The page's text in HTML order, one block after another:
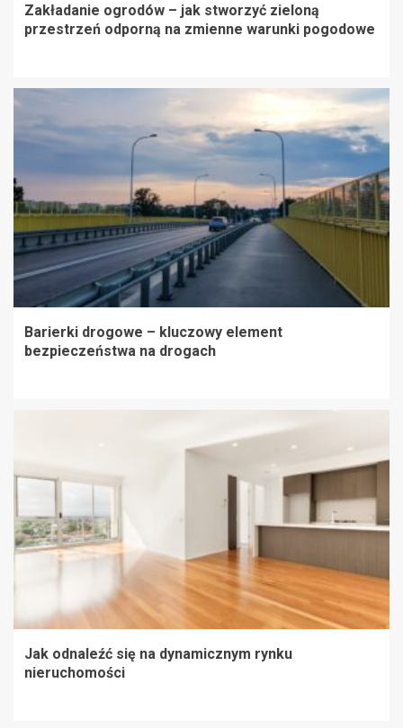
Zakładanie ogrodów – jak stworzyć zieloną
przestrzeń odporną na zmienne warunki pogodowe
Barierki drogowe – kluczowy element
bezpieczeństwa na drogach
Jak odnaleźć się na dynamicznym rynku
nieruchomości